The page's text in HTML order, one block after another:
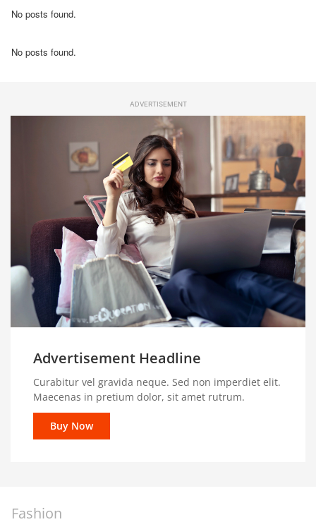
No posts found.
No posts found.
ADVERTISEMENT
Advertisement Headline
Curabitur vel gravida neque. Sed non imperdiet elit.
Maecenas in pretium dolor, sit amet rutrum.
Buy Now
Fashion